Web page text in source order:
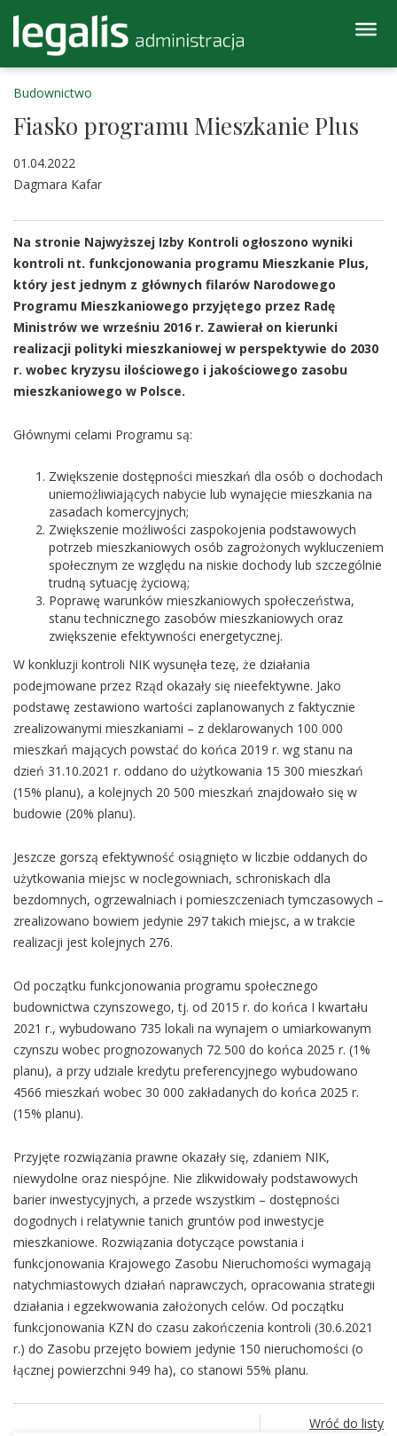
Budownictwo
Fiasko programu Mieszkanie Plus
01.04.2022
Dagmara Kafar
Na stronie Najwyższej Izby Kontroli ogłoszono wyniki
kontroli nt. funkcjonowania programu Mieszkanie Plus,
który jest jednym z głównych filarów Narodowego
Programu Mieszkaniowego przyjętego przez Radę
Ministrów we wrześniu 2016 r. Zawierał on kierunki
realizacji polityki mieszkaniowej w perspektywie do 2030
r. wobec kryzysu ilościowego i jakościowego zasobu
mieszkaniowego w Polsce.
Głównymi celami Programu są:
Zwiększenie dostępności mieszkań dla osób o dochodach
uniemożliwiających nabycie lub wynajęcie mieszkania na
zasadach komercyjnych;
Zwiększenie możliwości zaspokojenia podstawowych
potrzeb mieszkaniowych osób zagrożonych wykluczeniem
społecznym ze względu na niskie dochody lub szczególnie
trudną sytuację życiową;
Poprawę warunków mieszkaniowych społeczeństwa,
stanu technicznego zasobów mieszkaniowych oraz
zwiększenie efektywności energetycznej.
W konkluzji kontroli NIK wysunęła tezę, że działania
podejmowane przez Rząd okazały się nieefektywne. Jako
podstawę zestawiono wartości zaplanowanych z faktycznie
zrealizowanymi mieszkaniami – z deklarowanych 100 000
mieszkań mających powstać do końca 2019 r. wg stanu na
dzień 31.10.2021 r. oddano do użytkowania 15 300 mieszkań
(15% planu), a kolejnych 20 500 mieszkań znajdowało się w
budowie (20% planu).
Jeszcze gorszą efektywność osiągnięto w liczbie oddanych do
użytkowania miejsc w noclegowniach, schroniskach dla
bezdomnych, ogrzewalniach i pomieszczeniach tymczasowych –
zrealizowano bowiem jedynie 297 takich miejsc, a w trakcie
realizacji jest kolejnych 276.
Od początku funkcjonowania programu społecznego
budownictwa czynszowego, tj. od 2015 r. do końca I kwartału
2021 r., wybudowano 735 lokali na wynajem o umiarkowanym
czynszu wobec prognozowanych 72 500 do końca 2025 r. (1%
planu), a przy udziale kredytu preferencyjnego wybudowano
4566 mieszkań wobec 30 000 zakładanych do końca 2025 r.
(15% planu).
Przyjęte rozwiązania prawne okazały się, zdaniem NIK,
niewydolne oraz niespójne. Nie zlikwidowały podstawowych
barier inwestycyjnych, a przede wszystkim – dostępności
dogodnych i relatywnie tanich gruntów pod inwestycje
mieszkaniowe. Rozwiązania dotyczące powstania i
funkcjonowania Krajowego Zasobu Nieruchomości wymagają
natychmiastowych działań naprawczych, opracowania strategii
działania i egzekwowania założonych celów. Od początku
funkcjonowania KZN do czasu zakończenia kontroli (30.6.2021
r.) do Zasobu przejęto bowiem jedynie 150 nieruchomości (o
łącznej powierzchni 949 ha), co stanowi 55% planu.
Wróć do listy